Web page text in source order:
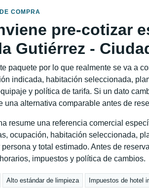
COMPRA
pre-cotizar
Gutiérrez -
paquete por lo que realmente se va a
indicada, habitación seleccionada,
y política de tarifa. Si un dato
una alternativa comparable antes de
resume una referencia comercial
ocupación, habitación seleccionada,
persona y total estimado. Antes de
impuestos y política de cambios.
Alto estándar de limpieza Impuestos de hotel